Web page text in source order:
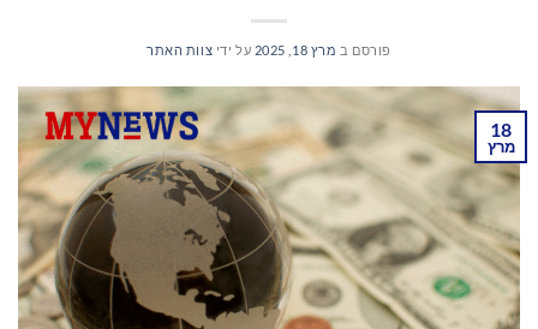
פורסם ב מרץ 18, 2025 על ידי צוות האתר
18
מרץ